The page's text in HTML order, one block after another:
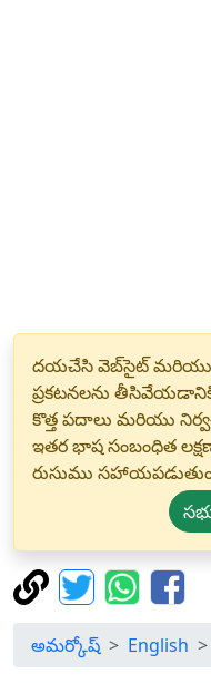
దయచేసి వెబ్‌సైట్
ప్రకటనలను
కొత్త పదాలు మరియు
ఇతర భాష సంబంధిత
రుసుము
అమర్కోష్ English